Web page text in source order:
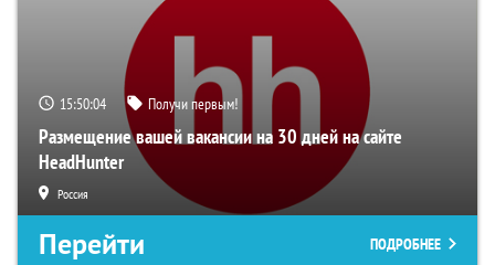
15:50:03 Получи первым!
Размещение вашей вакансии на 30 дней на сайте
HeadHunter
Россия
Перейти ПОДРОБНЕЕ